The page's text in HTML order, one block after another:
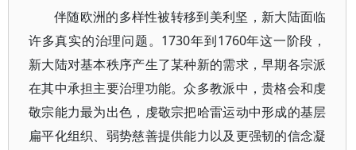
伴随欧洲的多样性被转移到美利坚，新大陆面临
许多真实的治理问题。1730年到1760年这一阶段，
新大陆对基本秩序产生了某种新的需求，早期各宗派
在其中承担主要治理功能。众多教派中，贵格会和虔
敬宗能力最为出色，虔敬宗把哈雷运动中形成的基层
扁平化组织、弱势慈善提供能力以及更强韧的信念凝